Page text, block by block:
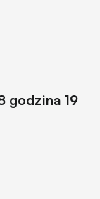
godzina 19